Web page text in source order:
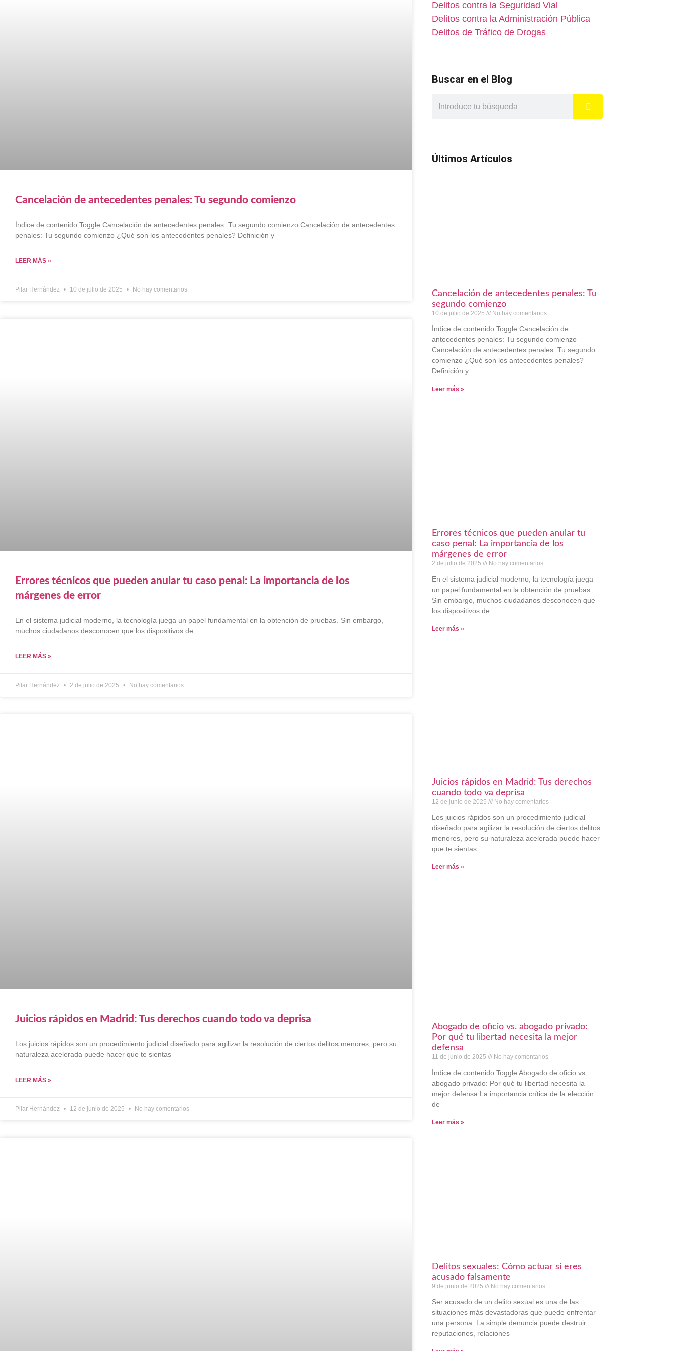
Cancelación de antecedentes penales: Tu segundo comienzo
Índice de contenido Toggle Cancelación de antecedentes penales: Tu segundo comienzo Cancelación de antecedentes
penales: Tu segundo comienzo ¿Qué son los antecedentes penales? Definición y
LEER MÁS »
Pilar Hernández 10 de julio de 2025 No hay comentarios
Errores técnicos que pueden anular tu caso penal: La importancia de los
márgenes de error
En el sistema judicial moderno, la tecnología juega un papel fundamental en la obtención de pruebas. Sin embargo,
muchos ciudadanos desconocen que los dispositivos de
LEER MÁS »
Pilar Hernández 2 de julio de 2025 No hay comentarios
Juicios rápidos en Madrid: Tus derechos cuando todo va deprisa
Los juicios rápidos son un procedimiento judicial diseñado para agilizar la resolución de ciertos delitos menores, pero su
naturaleza acelerada puede hacer que te sientas
LEER MÁS »
Pilar Hernández 12 de junio de 2025 No hay comentarios
Delitos contra la Seguridad Vial
Delitos contra la Administración Pública
Delitos de Tráfico de Drogas
Buscar en el Blog
Últimos Artículos
Cancelación de antecedentes penales: Tu
segundo comienzo
10 de julio de 2025 No hay comentarios
Índice de contenido Toggle Cancelación de
antecedentes penales: Tu segundo comienzo
Cancelación de antecedentes penales: Tu segundo
comienzo ¿Qué son los antecedentes penales?
Definición y
Leer más »
Errores técnicos que pueden anular tu
caso penal: La importancia de los
márgenes de error
2 de julio de 2025 No hay comentarios
En el sistema judicial moderno, la tecnología juega
un papel fundamental en la obtención de pruebas.
Sin embargo, muchos ciudadanos desconocen que
los dispositivos de
Leer más »
Juicios rápidos en Madrid: Tus derechos
cuando todo va deprisa
12 de junio de 2025 No hay comentarios
Los juicios rápidos son un procedimiento judicial
diseñado para agilizar la resolución de ciertos delitos
menores, pero su naturaleza acelerada puede hacer
que te sientas
Leer más »
Abogado de oficio vs. abogado privado:
Por qué tu libertad necesita la mejor
defensa
11 de junio de 2025 No hay comentarios
Índice de contenido Toggle Abogado de oficio vs.
abogado privado: Por qué tu libertad necesita la
mejor defensa La importancia crítica de la elección
de
Leer más »
Delitos sexuales: Cómo actuar si eres
acusado falsamente
9 de junio de 2025 No hay comentarios
Ser acusado de un delito sexual es una de las
situaciones más devastadoras que puede enfrentar
una persona. La simple denuncia puede destruir
reputaciones, relaciones